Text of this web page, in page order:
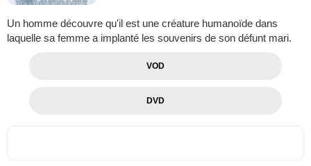
Un homme découvre qu'il est une créature humanoïde dans
laquelle sa femme a implanté les souvenirs de son défunt mari.
VOD
DVD